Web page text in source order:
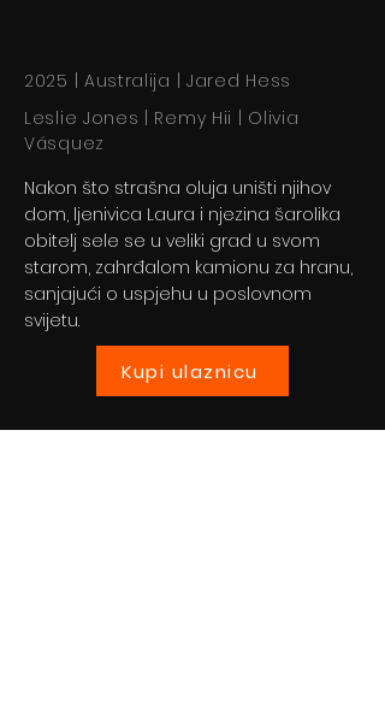
2025 | Australija | Jared Hess
Leslie Jones | Remy Hii | Olivia
Vásquez
Nakon što strašna oluja uništi njihov
dom, ljenivica Laura i njezina šarolika
obitelj sele se u veliki grad u svom
starom, zahrđalom kamionu za hranu,
sanjajući o uspjehu u poslovnom
svijetu.
Kupi ulaznicu